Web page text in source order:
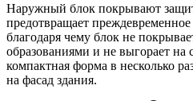
Наружный блок покрывают
предотвращает
благодаря чему блок не
образованиями и не выгорает на
компактная форма в несколько
на фасад здания.